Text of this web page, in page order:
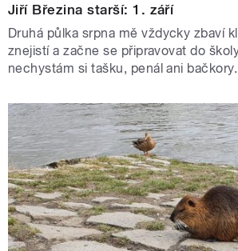
Jiří Březina starší: 1. září
Druhá půlka srpna mě vždycky zbaví
znejistí a začne se připravovat do
nechystám si tašku, penál ani bačkory.